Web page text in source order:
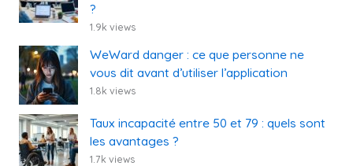
?
1.9k views
WeWard danger : ce que personne ne
vous dit avant d’utiliser l’application
1.8k views
Taux incapacité entre 50 et 79 : quels sont
les avantages ?
1.7k views